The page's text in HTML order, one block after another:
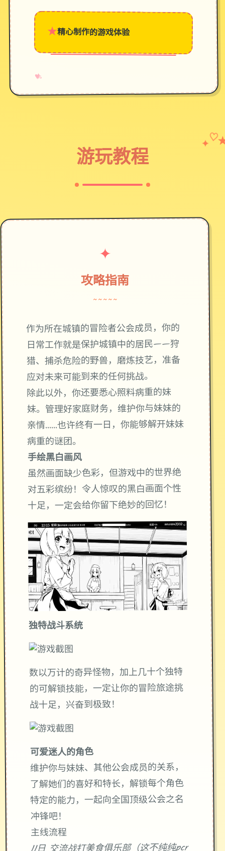
★精心制作的游戏体验
♥
✧
→
游玩教程
✦ ♡
✦
攻略指南
~~~~~
作为所在城镇的冒险者公会成员，你的
日常工作就是保护城镇中的居民——狩
猎、捕杀危险的野兽，磨炼技艺，准备
应对未来可能到来的任何挑战。
除此以外，你还要悉心照料病重的妹
妹。管理好家庭财务，维护你与妹妹的
亲情……也许终有一日，你能够解开妹妹
病重的谜团。
手绘黑白画风
虽然画面缺少色彩，但游戏中的世界绝
对五彩缤纷！令人惊叹的黑白画面个性
十足，一定会给你留下绝妙的回忆！
独特战斗系统
数以万计的奇异怪物，加上几十个独特
的可解锁技能，一定让你的冒险旅途挑
战十足，兴奋到极致！
可爱迷人的角色
维护你与妹妹、其他公会成员的关系，
了解她们的喜好和特长，解锁每个角色
特定的能力，一起向全国顶级公会之名
冲锋吧！
主线流程